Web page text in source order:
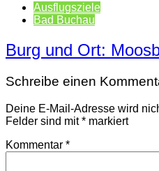
Ausflugsziele
Bad Buchau
Burg und Ort:
Schreibe einen
Deine E-Mail-Adresse wird
Felder sind mit* markiert
Kommentar *